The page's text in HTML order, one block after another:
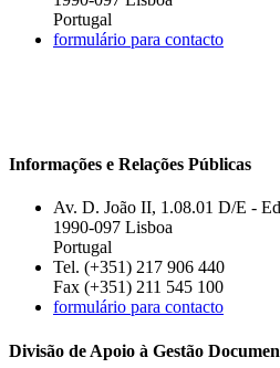
Portugal
formulário para contacto
Informações e Relações Públicas
Av. D. João II, 1.08.01 D/E -
1990-097 Lisboa
Portugal
Tel. (+351) 217 906 440
Fax (+351) 211 545 100
formulário para contacto
Divisão de Apoio à Gestão